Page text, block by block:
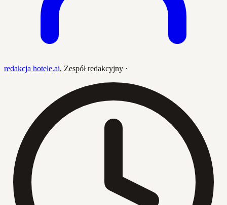
redakcja hotele.ai, Zespół redakcyjny ·